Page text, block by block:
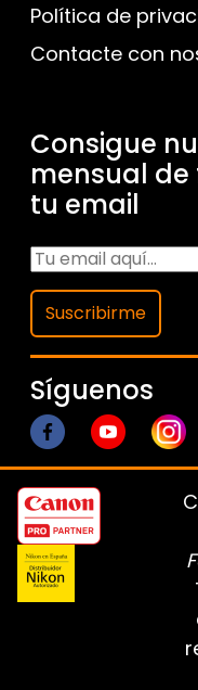
Política de
Contacte con
Consigue
mensual
tu email
Suscribirme
Síguenos